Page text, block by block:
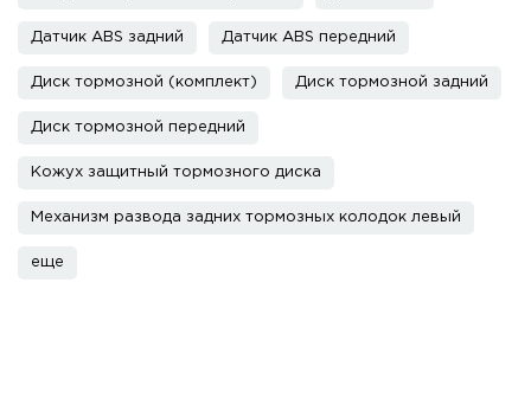
Датчик ABS задний Датчик ABS передний
Диск тормозной (комплект) Диск тормозной задний
Диск тормозной передний
Кожух защитный тормозного диска
Механизм развода задних тормозных колодок левый
еще